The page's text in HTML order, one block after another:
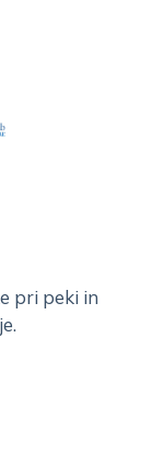
pri peki in